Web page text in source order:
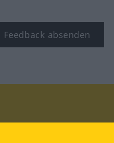
Feedback absenden